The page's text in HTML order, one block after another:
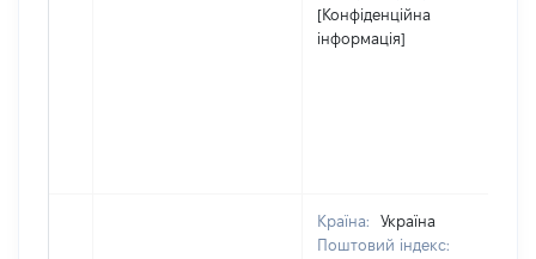
[Конфіденційна
інформація]
Країна:
Україна
Поштовий індекс: